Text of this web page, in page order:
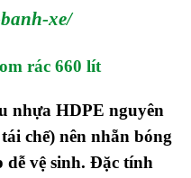
xe/
rác 660 lít
nhựa HDPE nguyên
chế) nên nhẵn bóng
dễ vệ sinh. Đặc tính